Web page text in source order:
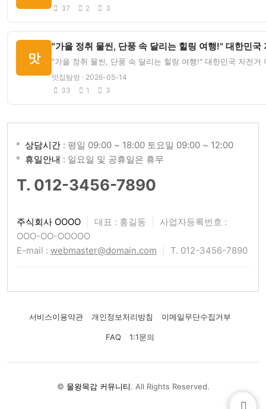
37
2 3
맛
"가을 정취 물씬, 단풍 속 달리는 힐링 여행!" 대한민국
"가을 정취 물씬, 단풍 속 달리는 힐링 여행!" 대한민국 자전
맛집탐방 · 2026-05-14
33
1 3
상담시간 : 평일 09:00 ~ 18:00 토요일 09:00 ~ 12:00
휴일안내 : 일요일 및 공휴일은 휴무
T. 012-3456-7890
주식회사 OOOO 대표 : 홍길동
사업자등록번호 :
OOO-OO-OOOOO
E-mail : webmaster@domain.com T. 012-3456-7890
서비스이용약관 개인정보처리방침 이메일무단수집거부
FAQ 1:1문의
© 물왕목감 커뮤니티. All Rights Reserved.